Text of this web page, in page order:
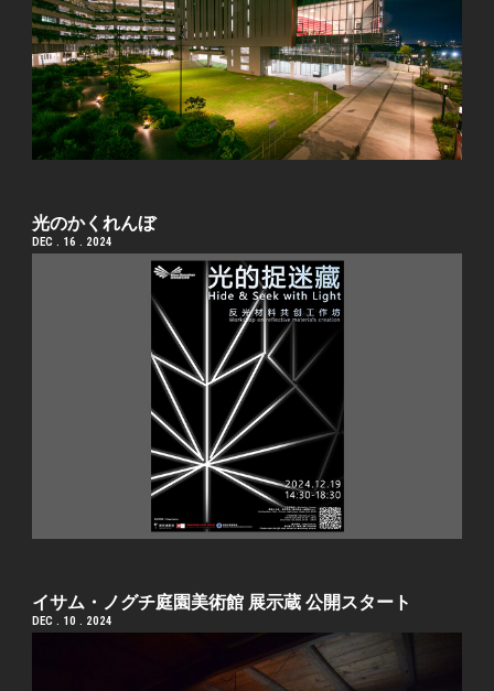
光のかくれんぼ
DEC . 16 . 2024
イサム・ノグチ庭園美術館 展示蔵 公開スタート
DEC . 10 . 2024